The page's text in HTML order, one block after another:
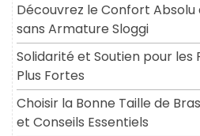
Découvrez le Confort
sans Armature Sloggi
Solidarité et Soutien pour les
Plus Fortes
Choisir la Bonne Taille de
et Conseils Essentiels